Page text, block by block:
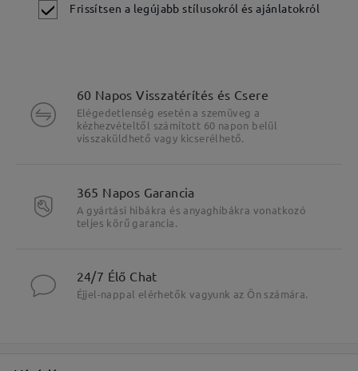
Frissítsen a legújabb stílusokról és ajánlatokról
60 Napos Visszatérítés és Csere
Elégedetlenség esetén a szemüveg a
kézhezvételtől számított 60 napon belül
visszaküldhető vagy kicserélhető.
365 Napos Garancia
A gyártási hibákra és anyaghibákra vonatkozó
teljes körű garancia.
24/7 Élő Chat
Éjjel-nappal elérhetők vagyunk az Ön számára.